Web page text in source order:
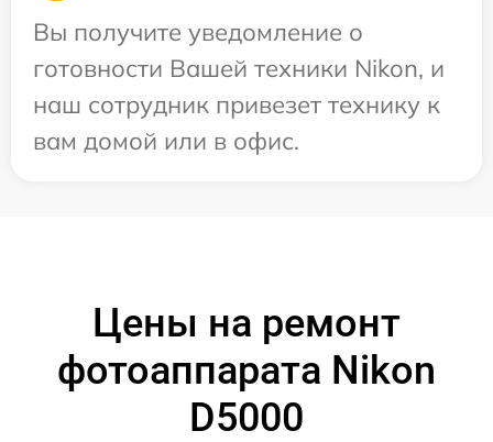
Вы получите уведомление о
готовности Вашей техники Nikon, и
наш сотрудник привезет технику к
вам домой или в офис.
Цены на ремонт
фотоаппарата Nikon
D5000